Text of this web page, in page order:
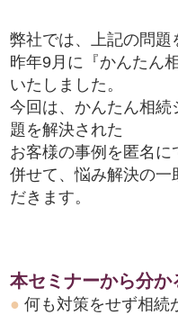
弊社では、上記の問題
昨年9月に『かんたん
いたしました。
今回は、かんたん相続
題を解決された
お客様の事例を匿名に
併せて、悩み解決の一
だきます。
本セミナーから分か
●何も対策をせず相続